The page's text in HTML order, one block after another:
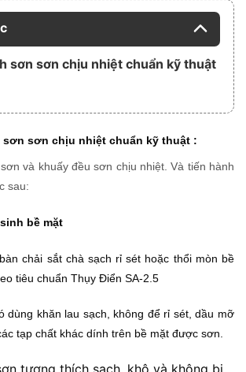
sơn sơn chịu nhiệt chuẩn kỹ thuật
sơn sơn chịu nhiệt chuẩn kỹ thuật :
và khuấy đều sơn chịu nhiệt. Và tiến hành
sau:
bề mặt
chải sắt chà sạch rỉ sét hoặc thổi mòn bề
tiêu chuẩn Thụy Điển SA-2.5
dùng khăn lau sạch, không để rỉ sét, dầu mỡ
tạp chất khác dính trên bề mặt được sơn.